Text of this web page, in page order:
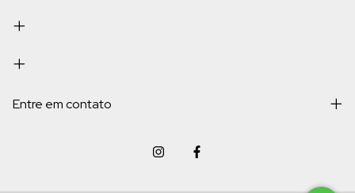
Entre em contato